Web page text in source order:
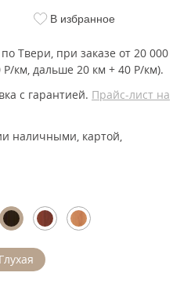
В избранное
по Твери, при заказе от 20 000
Р/км, дальше 20 км + 40 Р/км).
с гарантией. Прайс-лист на
наличными, картой,
Глухая